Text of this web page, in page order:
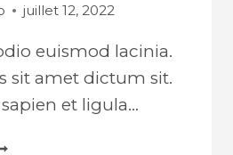
juillet 12, 2022
euismod lacinia.
sit amet dictum sit.
et ligula…